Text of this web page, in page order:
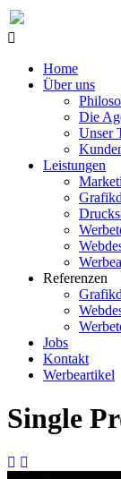
Home
Über uns
Die
Unser
Leistungen
Referenzen
Jobs
Kontakt
Werbeartikel
Single